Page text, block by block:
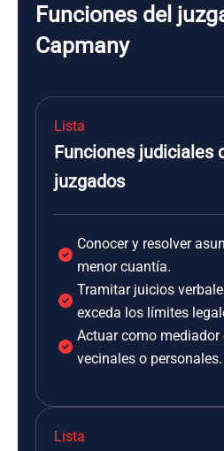
Funciones del
Capmany
Lista
Funciones judiciales
juzgados
Conocer y resolver
menor cuantía.
Tramitar juicios
exceda los límites
Actuar como
vecinales o personales.
Lista